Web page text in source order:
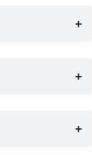
+
+
+